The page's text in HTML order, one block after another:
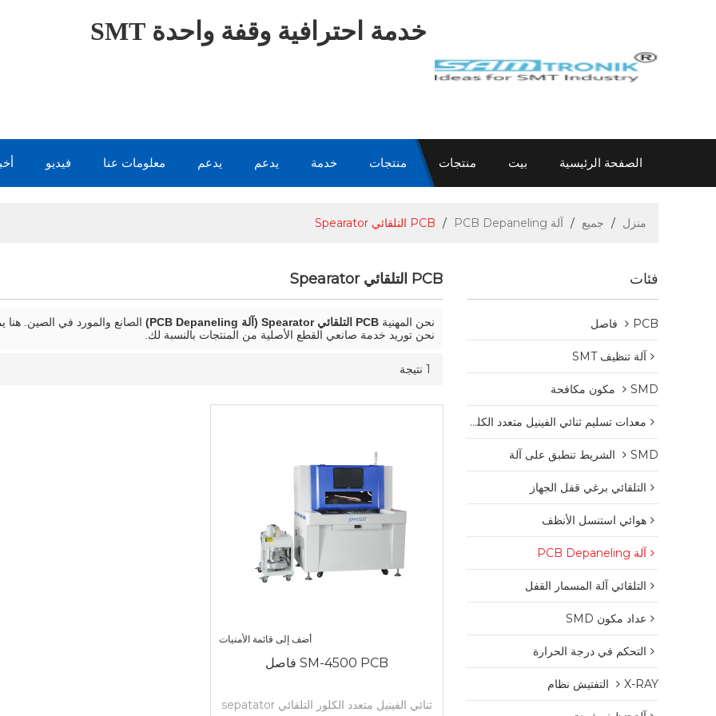
خدمة احترافية وقفة واحدة SMT
الصفحة الرئيسية بيت منتجات منتجات خدمة يدعم يدعم معلومات عنا فيديو
منزل / جميع / آلة PCB Depaneling / PCB التلقائي Spearator
فئات
PCB فاصل
آلة تنظيف SMT
SMD مكون مكافحة
معدات تسليم ثنائي الفينيل متعدد الكلور
SMD الشريط تنطبق على آلة
التلقائي برغي قفل الجهاز
هوائي استنسل الأنظف
آلة PCB Depaneling
التلقائي آلة المسمار القفل
عداد مكون SMD
التحكم في درجة الحرارة
X-RAY التفتيش نظام
PCB التلقائي Spearator
نحن المهنية PCB التلقائي Spearator (آلة PCB Depaneling)
الصانع والمورد في الصين.
نحن توريد خدمة صانعي القطع الأصلية من المنتجات بالنسبة لك.
1 نتيجة
أضف إلى قائمة الأمنيات
SM-4500 PCB فاصل
ثنائي الفينيل متعدد الكلور التلقائي sepatator